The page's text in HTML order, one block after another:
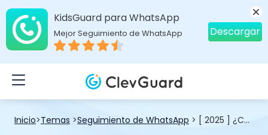
Inicio>Temas >Seguimiento de WhatsApp > [ 2025 ] ¿Cómo Exportar Chat WhatsApp sin Dejar Rastro?
KidsGuard para WhatsApp
Mejor Seguimiento de WhatsApp Descargar